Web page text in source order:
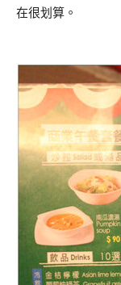
在很划算。